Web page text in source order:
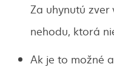
Za uhynutú zver
nehodu, ktorá
Ak je to možné